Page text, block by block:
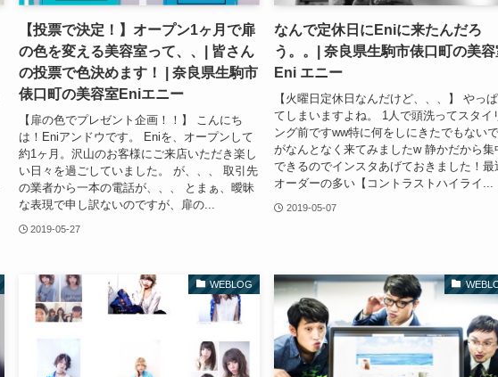
【投票で決定！】オープン1ヶ月で扉
の色を変える美容室って、、| 皆さん
の投票で色決めます！ | 奈良県生駒市
俵口町の美容室Eniエニー
【扉の色でプレゼント企画！！】 こんにち
は！Eniアンドウです。 Eniを、オープンして
約1ヶ月。沢山のお客様にご来店いただき楽し
い日々を過ごしていました。 が、、、 取引先
の業者から一本の電話が、、、 とまぁ、曖昧
な表現で申し訳ないのですが、扉の...
2019-05-27
なんで定休日にEniに来たんだろ
う。。| 奈良県生駒市俵口町の美容
Eni エニー
【火曜日定休日なんだけど、、、】 やっ
てしまいますよね。 1人で頭洗ってスタイ
ング前ですww特に何をしにきたでもない
がなんとなく来てみましたw 静かだから集
できるのでインスタあげておきました！最
オーダーの多い【コントラストハイライ...
2019-05-07
WEBLOG